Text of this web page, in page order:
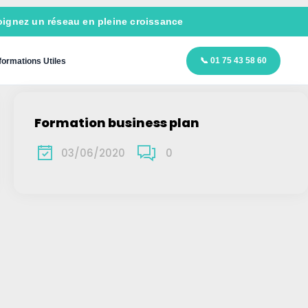
un réseau en pleine croissance
Utiles 📞 01 75 43 58 60
Formation business plan
03/06/2020 0